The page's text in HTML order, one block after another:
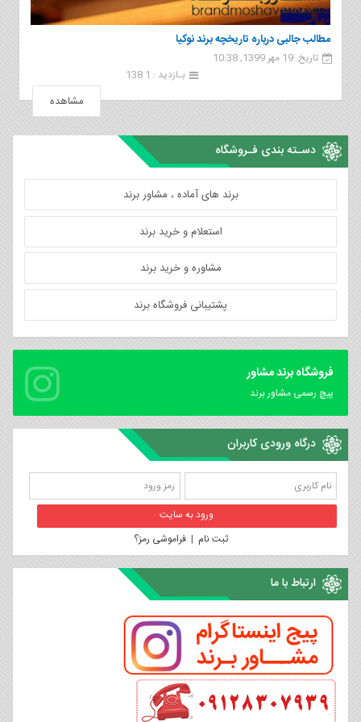
مطالب جالبی درباره تاریخچه برند نوکیا
تاریخ :19 مهر 1399, 10:38
بـازدید : 1 138
مشاهده
دسـته بندی فـروشگاه
برند های آماده ، مشاور برند
استعلام و خرید برند
مشاوره و خرید برند
پشتیبانی فروشگاه برند
فروشگاه برند مشاور
پیچ رسمی مشاور برند
درگاه ورودی کاربران
ثبت نام |فراموشی رمز؟
ارتباط با ما